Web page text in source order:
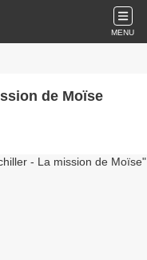
MENU
de Moïse